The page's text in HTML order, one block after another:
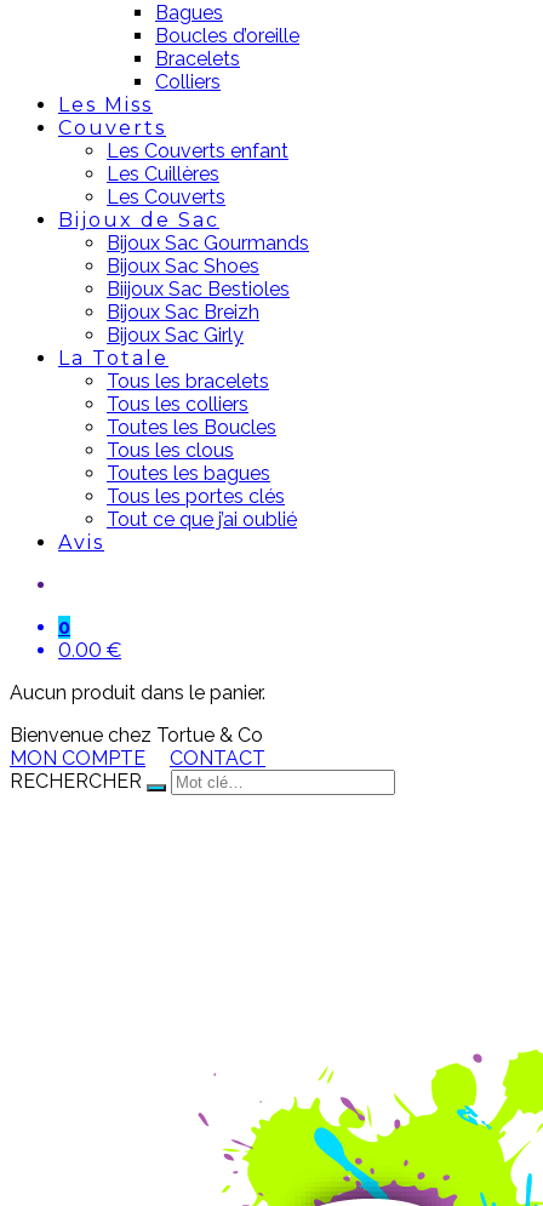
Bagues
Boucles d’oreille
Bracelets
Colliers
Les Miss
Couverts
Les Couverts enfant
Les Cuillères
Les Couverts
Bijoux de Sac
Bijoux Sac Gourmands
Bijoux Sac Shoes
Biijoux Sac Bestioles
Bijoux Sac Breizh
Bijoux Sac Girly
La Totale
Tous les bracelets
Tous les colliers
Toutes les Boucles
Tous les clous
Toutes les bagues
Tous les portes clés
Tout ce que j’ai oublié
Avis
0
0.00 €
Aucun produit dans le panier.
Bienvenue chez Tortue & Co
MON COMPTE
CONTACT
RECHERCHER